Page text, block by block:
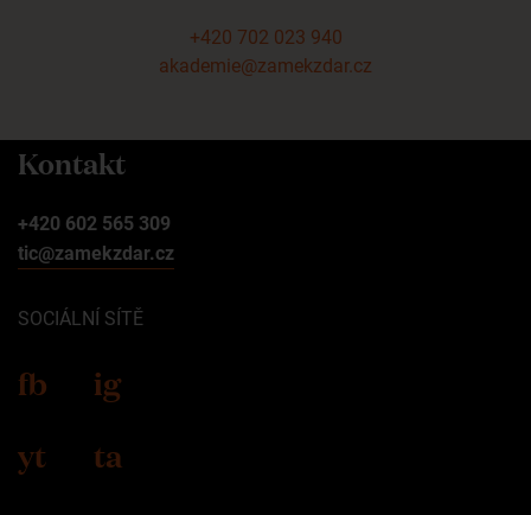
+420 702 023 940
akademie@zamekzdar.cz
Kontakt
+420 602 565 309
tic@zamekzdar.cz
SOCIÁLNÍ SÍTĚ
fb
ig
yt
ta